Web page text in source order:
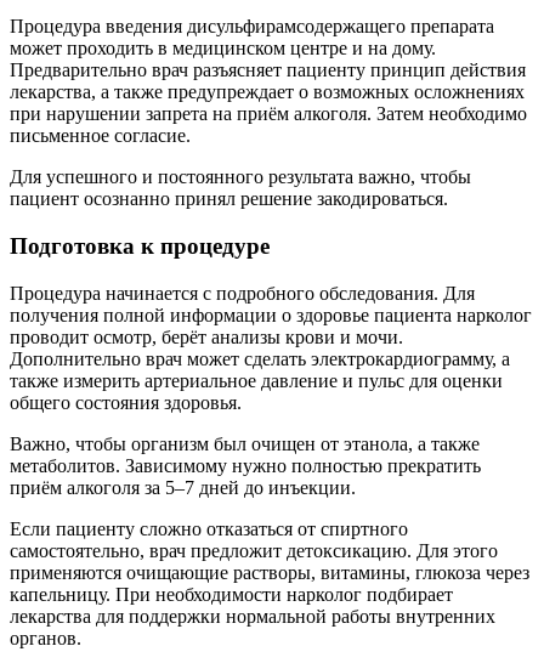
Процедура введения дисульфирамсодержащего препарата
может проходить в медицинском центре и на дому.
Предварительно врач разъясняет пациенту принцип действия
лекарства, а также предупреждает о возможных осложнениях
при нарушении запрета на приём алкоголя. Затем необходимо
письменное согласие.
Для успешного и постоянного результата важно, чтобы
пациент осознанно принял решение закодироваться.
Подготовка к процедуре
Процедура начинается с подробного обследования. Для
получения полной информации о здоровье пациента нарколог
проводит осмотр, берёт анализы крови и мочи.
Дополнительно врач может сделать электрокардиограмму, а
также измерить артериальное давление и пульс для оценки
общего состояния здоровья.
Важно, чтобы организм был очищен от этанола, а также
метаболитов. Зависимому нужно полностью прекратить
приём алкоголя за 5–7 дней до инъекции.
Если пациенту сложно отказаться от спиртного
самостоятельно, врач предложит детоксикацию. Для этого
применяются очищающие растворы, витамины, глюкоза через
капельницу. При необходимости нарколог подбирает
лекарства для поддержки нормальной работы внутренних
органов.